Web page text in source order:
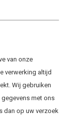
van onze
verwerking altijd
Wij gebruiken
met ons
dan op uw verzoek